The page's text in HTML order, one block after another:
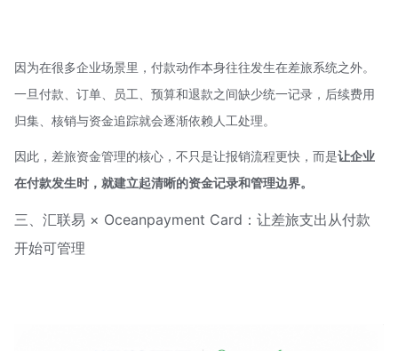
因为在很多企业场景里，付款动作本身往往发生在差旅系统之外。
一旦付款、订单、员工、预算和退款之间缺少统一记录，后续费用
归集、核销与资金追踪就会逐渐依赖人工处理。
因此，差旅资金管理的核心，不只是让报销流程更快，而是让企业
在付款发生时，就建立起清晰的资金记录和管理边界。
三、汇联易 × Oceanpayment Card：让差旅支出从付款
开始可管理